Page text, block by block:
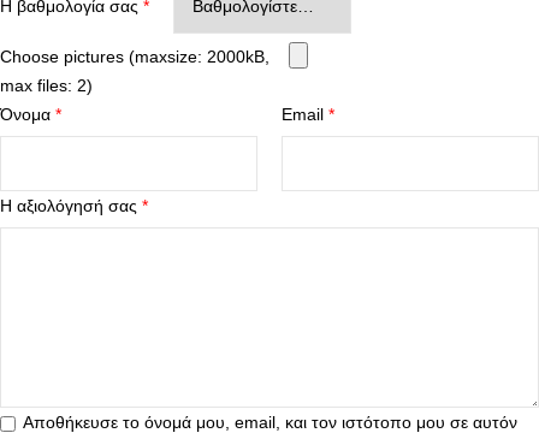
Η βαθμολογία σας *
Η αξιολόγησή σας *
Choose pictures (maxsize: 2000kB,
max files: 2)
Όνομα * Email *
Αποθήκευσε το όνομά μου, email, και τον ιστότοπο μου σε αυτόν